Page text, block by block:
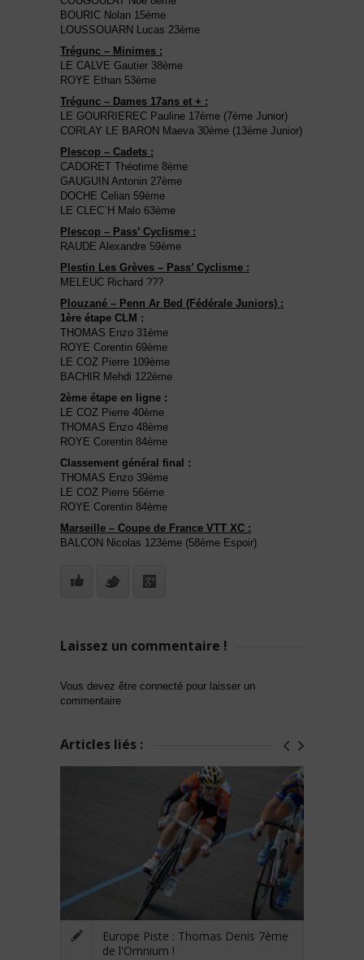
BOURIC Nolan 15ème
LOUSSOUARN Lucas 23ème
Trégunc – Minimes :
LE CALVE Gautier 38ème
ROYE Ethan 53ème
Trégunc – Dames 17ans et + :
LE GOURRIEREC Pauline 17ème (7ème Junior)
CORLAY LE BARON Maeva 30ème (13ème Junior)
Plescop – Cadets :
CADORET Théotime 8ème
GAUGUIN Antonin 27ème
DOCHE Celian 59ème
LE CLEC`H Malo 63ème
Plescop – Pass’ Cyclisme :
RAUDE Alexandre 59ème
Plestin Les Grèves – Pass’ Cyclisme :
MELEUC Richard ???
Plouzané – Penn Ar Bed (Fédérale Juniors) :
1ère étape CLM :
THOMAS Enzo 31ème
ROYE Corentin 69ème
LE COZ Pierre 109ème
BACHIR Mehdi 122ème
2ème étape en ligne :
LE COZ Pierre 40ème
THOMAS Enzo 48ème
ROYE Corentin 84ème
Classement général final :
THOMAS Enzo 39ème
LE COZ Pierre 56ème
ROYE Corentin 84ème
Marseille – Coupe de France VTT XC :
BALCON Nicolas 123ème (58ème Espoir)
Laissez un commentaire !
Vous devez être connecté pour laisser un
commentaire
Articles liés :
Europe Piste : Thomas Denis 7ème
de l'Omnium !